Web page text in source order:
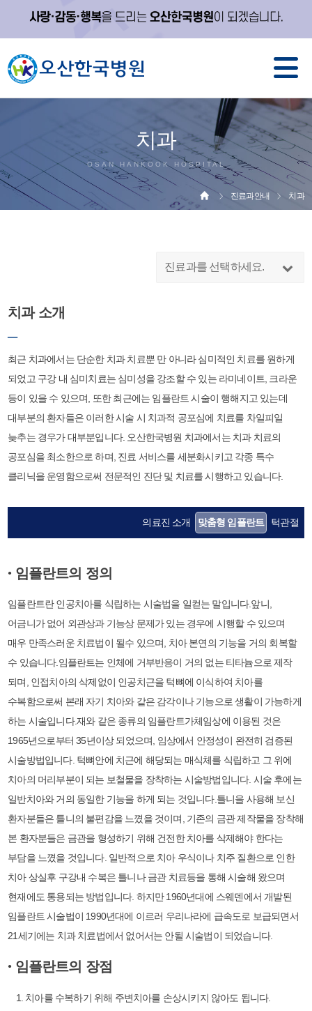
치과
OSAN HANKOOK HOSPITAL
진료과안내 치과
진료과를 선택하세요.
치과 소개
─
최근 치과에서는 단순한 치과 치료뿐 만 아니라 심미적인 치료를 원하게
되었고 구강 내 심미치료는 심미성을 강조할 수 있는 라미네이트, 크라운
등이 있을 수 있으며, 또한 최근에는 임플란트 시술이 행해지고 있는데
대부분의 환자들은 이러한 시술 시 치과적 공포심에 치료를 차일피일
늦추는 경우가 대부분입니다. 오산한국병원 치과에서는 치과 치료의
공포심을 최소한으로 하며, 진료 서비스를 세분화시키고 각종 특수
클리닉을 운영함으로써 전문적인 진단 및 치료를 시행하고 있습니다.
의료진 소개 맞춤형 임플란트 턱관절
● 임플란트의 정의
임플란트란 인공치아를 식립하는 시술법을 일컫는 말입니다.앞니,
어금니가 없어 외관상과 기능상 문제가 있는 경우에 시행할 수 있으며
매우 만족스러운 치료법이 될수 있으며, 치아 본연의 기능을 거의 회복할
수 있습니다.임플란트는 인체에 거부반응이 거의 없는 티타늄으로 제작
되며, 인접치아의 삭제없이 인공치근을 턱뼈에 이식하여 치아를
수복함으로써 본래 자기 치아와 같은 감각이나 기능으로 생활이 가능하게
하는 시술입니다.재와 같은 종류의 임플란트가체임상에 이용된 것은
1965년으로부터 35년이상 되었으며, 임상에서 안정성이 완전히 검증된
시술방법입니다. 턱뼈안에 치근에 해당되는 매식체를 식립하고 그 위에
치아의 머리부분이 되는 보철물을 장착하는 시술방법입니다. 시술 후에는
일반치아와 거의 동일한 기능을 하게 되는 것입니다.틀니을 사용해 보신
환자분들은 틀니의 불편감을 느꼈을 것이며, 기존의 금관 제작물을 장착해
본 환자분들은 금관을 형성하기 위해 건전한 치아를 삭제해야 한다는
부담을 느꼈을 것입니다. 일반적으로 치아 우식이나 치주 질환으로 인한
치아 상실후 구강내 수복은 틀니나 금관 치료등을 통해 시술해 왔으며
현재에도 통용되는 방법입니다. 하지만 1960년대에 스웨덴에서 개발된
임플란트 시술법이 1990년대에 이르러 우리나라에 급속도로 보급되면서
21세기에는 치과 치료법에서 없어서는 안될 시술법이 되었습니다.
● 임플란트의 장점
치아를 수복하기 위해 주변치아를 손상시키지 않아도 됩니다.